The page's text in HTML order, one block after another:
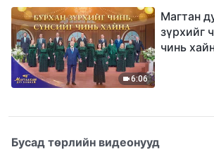
6:06
Магтан
зүрхийг
чинь
Бусад төрлийн видеонууд